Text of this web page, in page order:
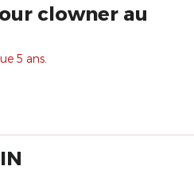
clowner au
5 ans.